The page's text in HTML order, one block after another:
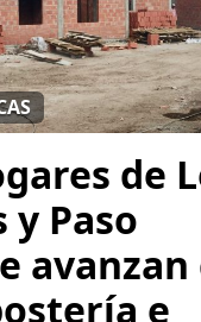
de
y Paso
avanzan
e